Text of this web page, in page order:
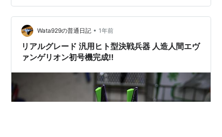
Wata929の普通日記 • 1年前
リアルグレード 汎用ヒト型決戦兵器 人造人間エヴ
ァンゲリオン初号機完成‼